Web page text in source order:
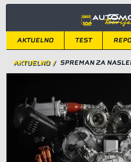
AKTUELNO TEST
AKTUELNO / SPREMAN ZA